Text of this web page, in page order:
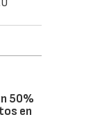
50%
en